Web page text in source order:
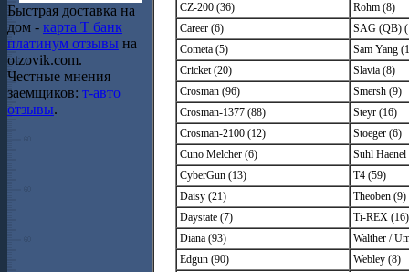
Быстрая доставка на
дом - карта Т банк
платинум отзывы на
otzovik.com.
Честные мнения
заемщиков: т-авто
отзывы.
CZ-200 (36)
Rohm (8)
Career (6)
SAG (QB)
Cometa (5)
Sam Yang
Cricket (20)
Slavia (8)
Crosman (96)
Smersh (9)
Crosman-1377 (88)
Steyr (16)
Crosman-2100 (12)
Stoeger (6)
Cuno Melcher (6)
Suhl
CyberGun (13)
T4 (59)
Daisy (21)
Theoben (9)
Daystate (7)
Ti-REX (16)
Diana (93)
Walther /
Edgun (90)
Webley (8)